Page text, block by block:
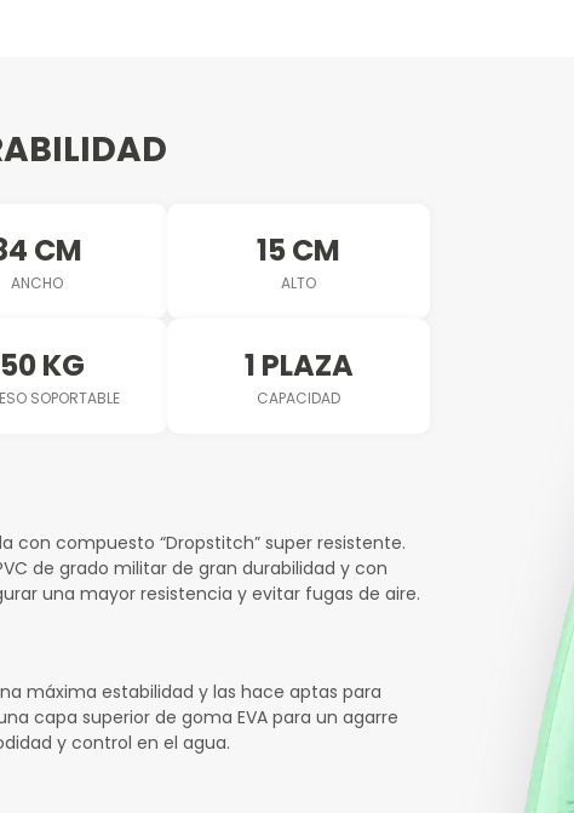
CM
ANCHO
15 CM
ALTO
KG
SOPORTABLE
1 PLAZA
CAPACIDAD
con compuesto “Dropstitch” super resistente.
de grado militar de gran durabilidad y con
una mayor resistencia y evitar fugas de aire.
máxima estabilidad y las hace aptas para
capa superior de goma EVA para un agarre
y control en el agua.